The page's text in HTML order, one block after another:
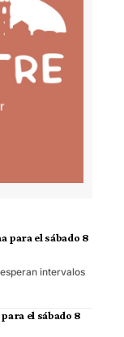
para el sábado 8
intervalos
el sábado 8